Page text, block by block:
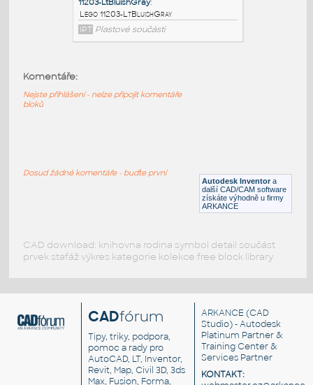
Lego 11212-LtBluishGray
IPT
Plastové součásti
Lego 11203-LtBluishGray
Autodesk Inventor a
další CAD/CAM software
získáte výhodně u firmy
ARKANCE
Komentáře:
Nejste přihlášeni - nelze připojit komentáře
bloků
Dosud žádné komentáře - buďte první
CAD download: knihovna rodina symbol detail součást
prvek stafáž výkres kategorie kolekce free block library
CADfórum
Tipy, triky, podpora,
pomoc a rady pro
AutoCAD, LT, Inventor,
Revit, Map, Civil 3D, 3ds
Max, Fusion, Forma,
ARKANCE (CAD
Studio) - Autodesk
Platinum Partner &
Training Center &
Services Partner
KONTAKT: